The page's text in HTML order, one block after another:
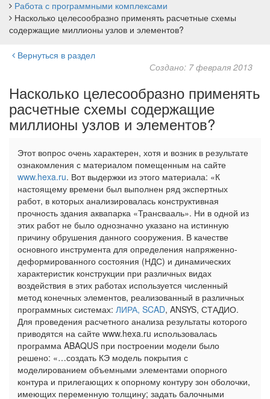
Работа с программными комплексами
Насколько целесообразно применять расчетные схемы
содержащие миллионы узлов и элементов?
Вернуться в раздел
Создано: 7 февраля 2013
Насколько целесообразно применять
расчетные схемы содержащие
миллионы узлов и элементов?
Этот вопрос очень характерен, хотя и возник в результате
ознакомления с материалом помещенным на сайте
www.hexa.ru. Вот выдержки из этого материала: «К
настоящему времени был выполнен ряд экспертных
работ, в которых анализировалась конструктивная
прочность здания аквапарка «Трансвааль». Ни в одной из
этих работ не было однозначно указано на истинную
причину обрушения данного сооружения. В качестве
основного инструмента для определения напряженно-
деформированного состояния (НДС) и динамических
характеристик конструкции при различных видах
воздействия в этих работах используется численный
метод конечных элементов, реализованный в различных
программных системах:ЛИРА, SCAD, ANSYS, СТАДИО.
Для проведения расчетного анализа результаты которого
приводятся на сайте www.hexa.ru использовалась
программа ABAQUS при построении модели было
решено: «…создать КЭ модель покрытия с
моделированием объемными элементами опорного
контура и прилегающих к опорному контуру зон оболочки,
имеющих переменную толщину; задать балочными